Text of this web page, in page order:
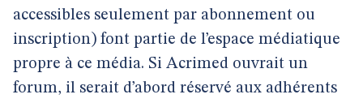
accessibles seulement par abonnement ou
inscription) font partie de l’espace médiatique
propre à ce média. Si Acrimed ouvrait un
forum, il serait d’abord réservé aux adhérents